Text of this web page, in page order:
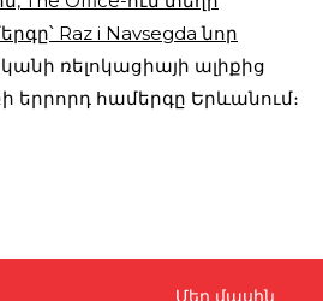
Raz i Navsegda նոր
ռելոկացիայի ալիքից
երրորդ համերգը Երևանում։
Մեր մասին